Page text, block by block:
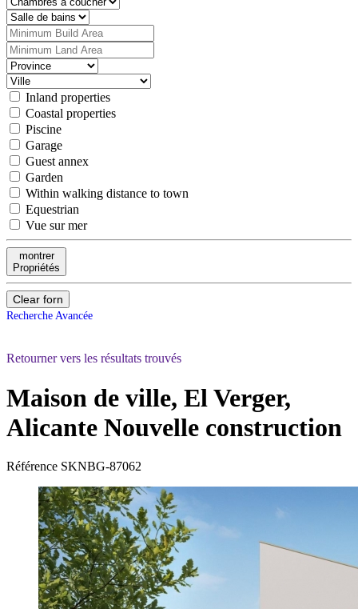
Inland properties
Coastal properties
Piscine
Garage
Guest annex
Garden
Within walking distance to town
Equestrian
Vue sur mer
montrer
Propriétés
Clear forn
Recherche Avancée
Retourner vers les résultats trouvés
Maison de ville, El Verger,
Alicante Nouvelle construction
Référence SKNBG-87062